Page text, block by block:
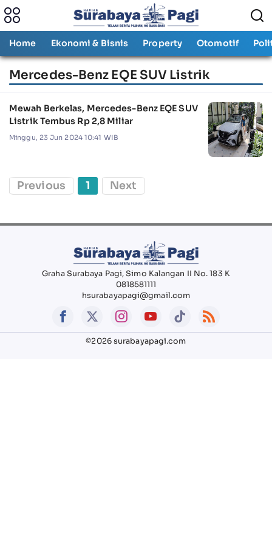
Home Ekonomi & Bisnis Property Otomotif
Mercedes-Benz EQE SUV Listrik
Mewah Berkelas, Mercedes-Benz EQE SUV
Listrik Tembus Rp 2,8 Miliar
Minggu, 23 Jun 2024 10:41 WIB
Previous 1 Next
Graha Surabaya Pagi, Simo Kalangan II No. 183 K
0818581111
hsurabayapagi@gmail.com
©2026 surabayapagi.com